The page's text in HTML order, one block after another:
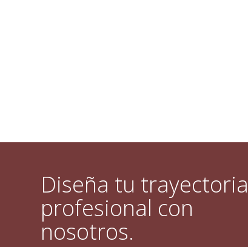
Diseña tu trayectoria
profesional con
nosotros.